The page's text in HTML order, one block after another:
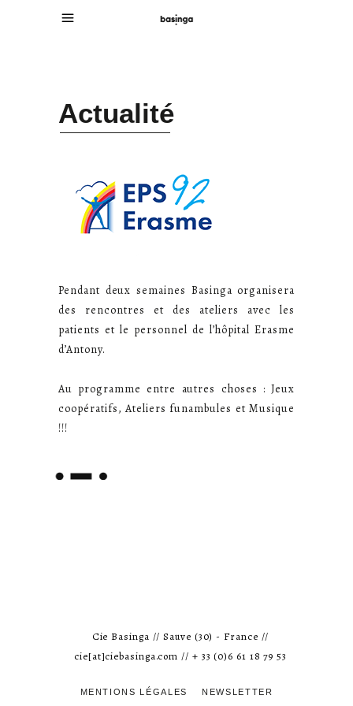
Actualité
Pendant deux semaines Basinga organisera
des rencontres et des ateliers avec les
patients et le personnel de l’hôpital Erasme
d’Antony.
Au programme entre autres choses : Jeux
coopératifs, Ateliers funambules et Musique
!!!
Cie Basinga // Sauve (30) - France //
cie[at]ciebasinga.com // + 33 (0)6 61 18 79 53
MENTIONS LÉGALES NEWSLETTER